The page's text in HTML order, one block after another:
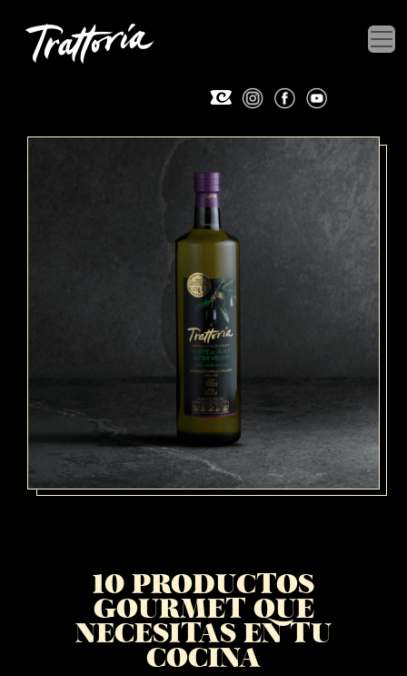
10 PRODUCTOS
GOURMET QUE
NECESITAS EN TU
COCINA